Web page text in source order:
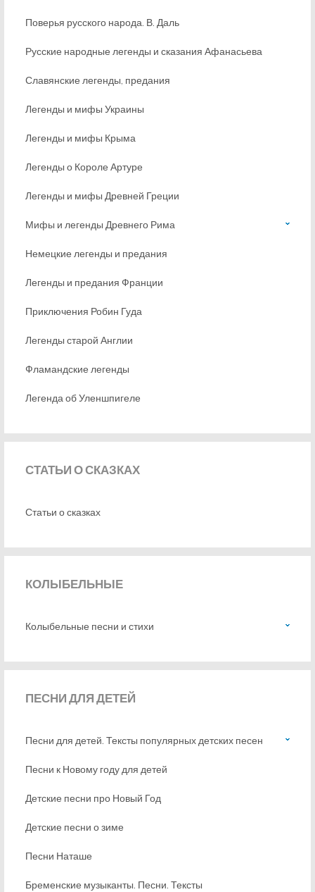
Поверья русского народа. В. Даль
Русские народные легенды и сказания Афанасьева
Славянские легенды, предания
Легенды и мифы Украины
Легенды и мифы Крыма
Легенды о Короле Артуре
Легенды и мифы Древней Греции
Мифы и легенды Древнего Рима
Немецкие легенды и предания
Легенды и предания Франции
Приключения Робин Гуда
Легенды старой Англии
Фламандские легенды
Легенда об Уленшпигеле
СТАТЬИО СКАЗКАХ
Статьи о сказках
КОЛЫБЕЛЬНЫЕ
Колыбельные песни и стихи
ПЕСНИДЛЯ ДЕТЕЙ
Песни для детей. Тексты популярных детских песен
Песни к Новому году для детей
Детские песни про Новый Год
Детские песни о зиме
Песни Наташе
Бременские музыканты. Песни. Тексты